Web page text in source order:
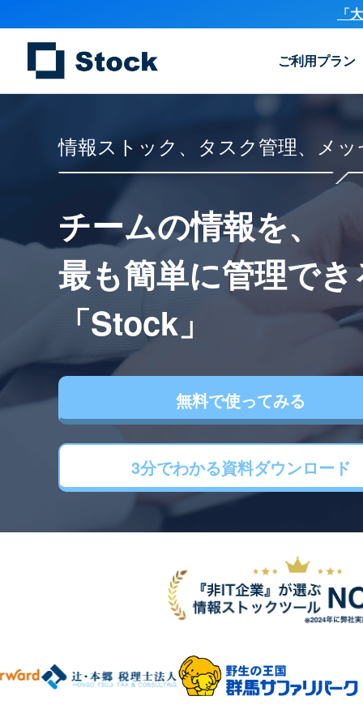
「
ご利用プラン
情報ストック、タスク管理、メ
チームの情報を、
最も簡単に管理で
「Stock」
無料で使ってみる
3分でわかる資料ダウンロード